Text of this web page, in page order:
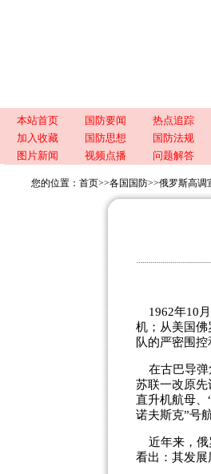
本站首页 国防要闻 热点追踪
加入收藏
国防思想 国防法规
图片新闻
视频点播 问题解答
您的位置： 首页>>各国国防>>俄罗斯高调
1962年10月
机；从美国
队的严密围
在古巴导弹
苏联一改原先
直升机航母、
诺夫斯克”号
近年来，俄
看出：其发